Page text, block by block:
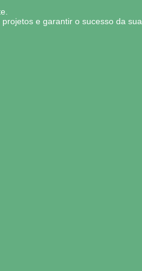
e garantir o sucesso da